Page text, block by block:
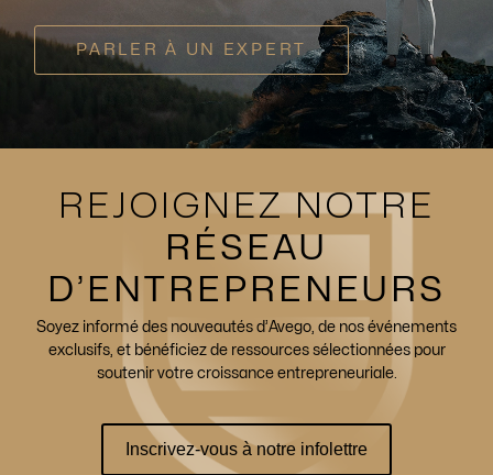
PARLER À UN EXPERT
REJOIGNEZ NOTRE
RÉSEAU
D’ENTREPRENEURS
Soyez informé des nouveautés d’Avego, de nos événements
exclusifs, et bénéficiez de ressources sélectionnées pour
soutenir votre croissance entrepreneuriale.
Inscrivez-vous à notre infolettre